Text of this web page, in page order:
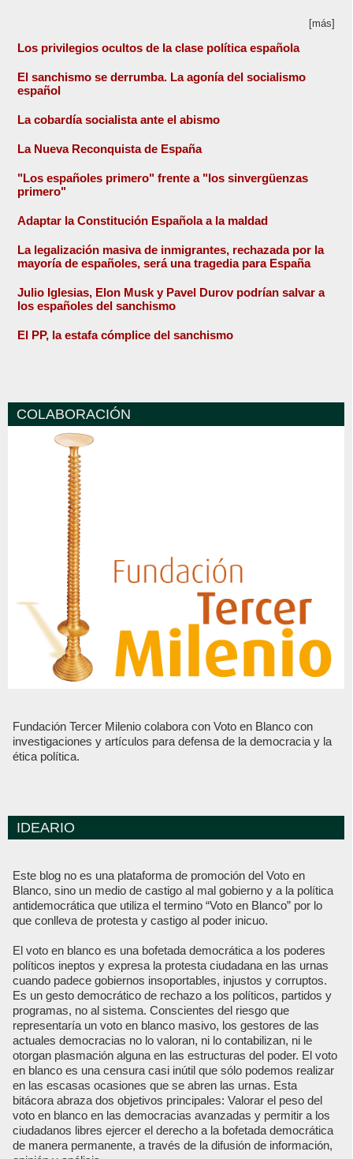
[más]
Los privilegios ocultos de la clase política española
El sanchismo se derrumba. La agonía del socialismo
español
La cobardía socialista ante el abismo
La Nueva Reconquista de España
"Los españoles primero" frente a "los sinvergüenzas
primero"
Adaptar la Constitución Española a la maldad
La legalización masiva de inmigrantes, rechazada por la
mayoría de españoles, será una tragedia para España
Julio Iglesias, Elon Musk y Pavel Durov podrían salvar a
los españoles del sanchismo
El PP, la estafa cómplice del sanchismo
COLABORACIÓN
Fundación Tercer Milenio colabora con Voto en Blanco con
investigaciones y artículos para defensa de la democracia y la
ética política.
IDEARIO
Este blog no es una plataforma de promoción del Voto en
Blanco, sino un medio de castigo al mal gobierno y a la política
antidemocrática que utiliza el termino “Voto en Blanco” por lo
que conlleva de protesta y castigo al poder inicuo.
El voto en blanco es una bofetada democrática a los poderes
políticos ineptos y expresa la protesta ciudadana en las urnas
cuando padece gobiernos insoportables, injustos y corruptos.
Es un gesto democrático de rechazo a los políticos, partidos y
programas, no al sistema. Conscientes del riesgo que
representaría un voto en blanco masivo, los gestores de las
actuales democracias no lo valoran, ni lo contabilizan, ni le
otorgan plasmación alguna en las estructuras del poder. El voto
en blanco es una censura casi inútil que sólo podemos realizar
en las escasas ocasiones que se abren las urnas. Esta
bitácora abraza dos objetivos principales: Valorar el peso del
voto en blanco en las democracias avanzadas y permitir a los
ciudadanos libres ejercer el derecho a la bofetada democrática
de manera permanente, a través de la difusión de información,